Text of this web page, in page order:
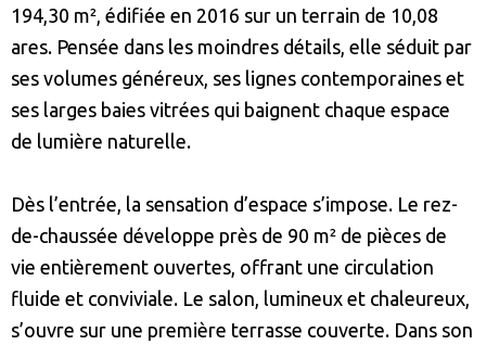
194,30 m², édifiée en 2016 sur un terrain de 10,08
ares. Pensée dans les moindres détails, elle séduit par
ses volumes généreux, ses lignes contemporaines et
ses larges baies vitrées qui baignent chaque espace
de lumière naturelle.
Dès l’entrée, la sensation d’espace s’impose. Le rez-
de-chaussée développe près de 90 m² de pièces de
vie entièrement ouvertes, offrant une circulation
fluide et conviviale. Le salon, lumineux et chaleureux,
s’ouvre sur une première terrasse couverte. Dans son